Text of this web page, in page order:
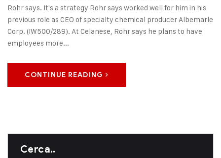
Rohr says. It's a strategy Rohr says worked well for him in his
previous role as CEO of specialty chemical producer Albemarle
Corp. (IW500/289). At Celanese, Rohr says he plans to have
employees more...
CONTINUE READING
Cerca..